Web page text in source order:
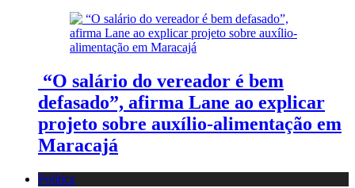
“O salário do vereador é bem
defasado”, afirma Lane ao explicar
projeto sobre auxílio-alimentação em
Maracajá
Política